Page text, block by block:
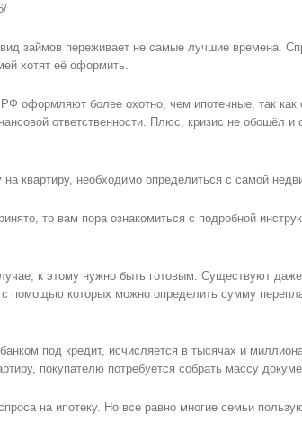
займов переживает не самые лучшие времена.
хотят её оформить.
РФ оформляют более охотно, чем ипотечные, так как
ответственности. Плюс, кризис не обошёл и
на квартиру, необходимо определиться с самой
то вам пора ознакомиться с подробной
к этому нужно быть готовым. Существуют
помощью которых можно определить сумму
под кредит, исчисляется в тысячах и
покупателю потребуется собрать массу
на ипотеку. Но все равно многие семьи